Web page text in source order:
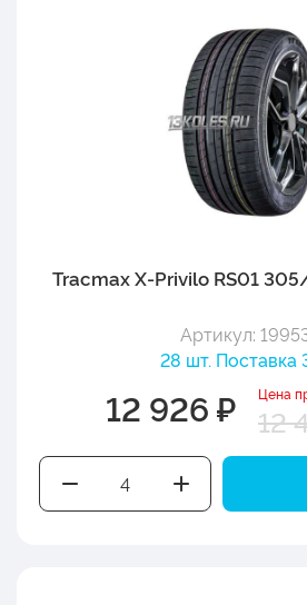
Tracmax X-Privilo RS01
Артикул:
28 шт. Поставка
12 926 ₽ Цена
12